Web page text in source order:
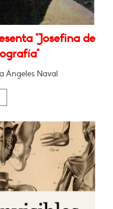
"Josefina de
Ángeles Naval